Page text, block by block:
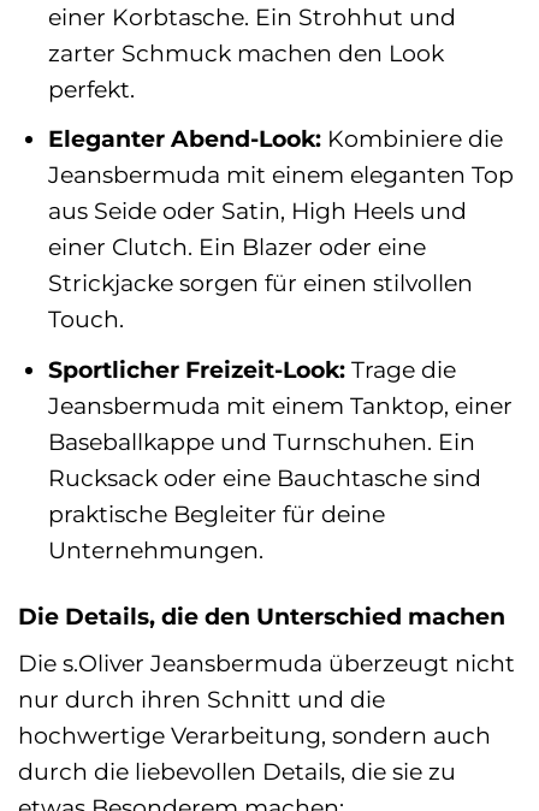
einer Korbtasche. Ein Strohhut und
zarter Schmuck machen den Look
perfekt.
Eleganter Abend-Look:Kombiniere die
Jeansbermuda mit einem eleganten Top
aus Seide oder Satin, High Heels und
einer Clutch. Ein Blazer oder eine
Strickjacke sorgen für einen stilvollen
Touch.
Sportlicher Freizeit-Look:Trage die
Jeansbermuda mit einem Tanktop, einer
Baseballkappe und Turnschuhen. Ein
Rucksack oder eine Bauchtasche sind
praktische Begleiter für deine
Unternehmungen.
Die Details, die den Unterschied machen
Die s.Oliver Jeansbermuda überzeugt nicht
nur durch ihren Schnitt und die
hochwertige Verarbeitung, sondern auch
durch die liebevollen Details, die sie zu